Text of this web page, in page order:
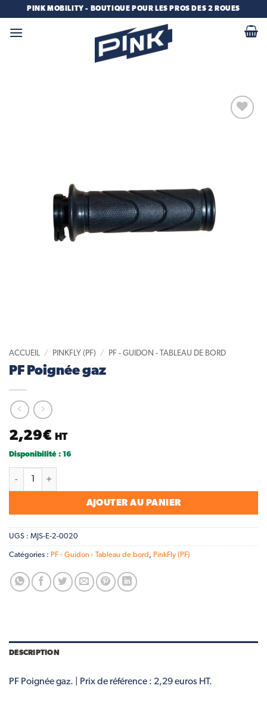
contenu
PINK MOBILITY - BOUTIQUE POUR LES PROS DES 2 ROUES
ACCUEIL / PINKFLY (PF) / PF - GUIDON - TABLEAU DE BORD
PF Poignée gaz
2,29€ HT
Disponibilité : 16
quantité de PF Poignée gaz
AJOUTER AU PANIER
UGS : MJS-E-2-0020
Catégories : PF - Guidon - Tableau de bord , PinkFly (PF)
DESCRIPTION
PF Poignée gaz. | Prix de référence : 2,29 euros HT.